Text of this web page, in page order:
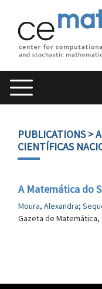
PUBLICATIONS>
CIENTÍFICAS
A Matemática do
Moura, Alexandra;
Gazeta de Matemática,